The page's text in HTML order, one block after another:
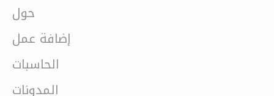
حول
إضافة عمل
الحاسبات
المدونات